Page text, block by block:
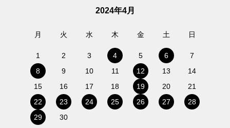
2024年4月
月 火 水 木 金 土 日
1 2 3 4 5 6
7
8
9 10 11 12 13
14
15
16 17 18 19 20
21
22
23 24 25 26 27
28
29
30